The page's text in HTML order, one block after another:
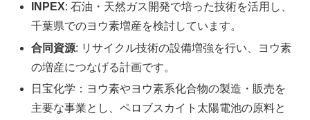
INPEX: 石油・天然ガス開発で培った技術を活用し、
千葉県でのヨウ素増産を検討しています。
合同資源: リサイクル技術の設備増強を行い、ヨウ素
の増産につなげる計画です。
日宝化学：ヨウ素やヨウ素系化合物の製造・販売を
主要な事業とし、ペロブスカイト太陽電池の原料と